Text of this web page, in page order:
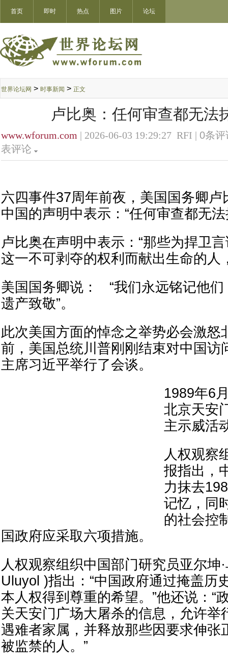
首页 即时 热点 图片 论坛
世界论坛网 > 时事新闻 > 正文
卢比奥：任何审查都无法
www.wforum.com | 2026-06-03 19:29:27 RFI | 0条
表评论
六四事件37周年前夜，美国国务卿卢
中国的声明中表示：“任何审查都无
卢比奥在声明中表示：“那些为捍卫
这一不可剥夺的权利而献出生命的人
美国国务卿说： “我们永远铭记他们
遗产致敬”。
此次美国方面的悼念之举势必会激怒
前，美国总统川普刚刚结束对中国访
主席习近平举行了会谈。
1989年6
北京天安
主示威活
人权观察
报指出，
力抹去
记忆，同
的社会控
国政府应采取六项措施。
人权观察组织中国部门研究员亚尔坤
Uluyol )指出：“中国政府通过掩盖历
本人权得到尊重的希望。”他还说：“
关天安门广场大屠杀的信息，允许举
遇难者家属，并释放那些因要求伸张
被监禁的人。”